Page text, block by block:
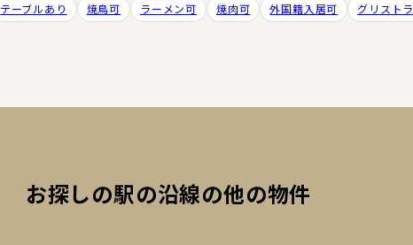
テーブルあり 焼鳥可 ラーメン可 焼肉可 外国籍入居可 グリスト
お探しの駅の沿線の他の物件